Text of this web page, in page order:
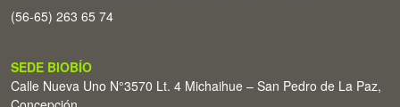
(56-65) 263 65 74
SEDE BIOBÍO
Calle Nueva Uno N°3570 Lt. 4 Michaihue – San Pedro de La Paz,